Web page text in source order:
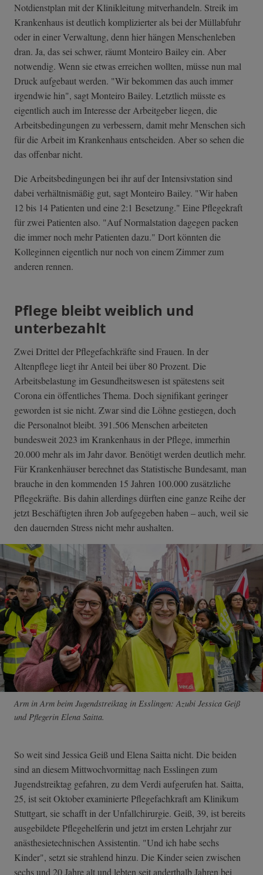
Notdienstplan mit der Klinikleitung mitverhandeln. Streik im
Krankenhaus ist deutlich komplizierter als bei der Müllabfuhr
oder in einer Verwaltung, denn hier hängen Menschenleben
dran. Ja, das sei schwer, räumt Monteiro Bailey ein. Aber
notwendig. Wenn sie etwas erreichen wollten, müsse nun mal
Druck aufgebaut werden. "Wir bekommen das auch immer
irgendwie hin", sagt Monteiro Bailey. Letztlich müsste es
eigentlich auch im Interesse der Arbeitgeber liegen, die
Arbeitsbedingungen zu verbessern, damit mehr Menschen sich
für die Arbeit im Krankenhaus entscheiden. Aber so sehen die
das offenbar nicht.
Die Arbeitsbedingungen bei ihr auf der Intensivstation sind
dabei verhältnismäßig gut, sagt Monteiro Bailey. "Wir haben
12 bis 14 Patienten und eine 2:1 Besetzung." Eine Pflegekraft
für zwei Patienten also. "Auf Normalstation dagegen packen
die immer noch mehr Patienten dazu." Dort könnten die
Kolleginnen eigentlich nur noch von einem Zimmer zum
anderen rennen.
Pflege bleibt weiblich und
unterbezahlt
Zwei Drittel der Pflegefachkräfte sind Frauen. In der
Altenpflege liegt ihr Anteil bei über 80 Prozent. Die
Arbeitsbelastung im Gesundheitswesen ist spätestens seit
Corona ein öffentliches Thema. Doch signifikant geringer
geworden ist sie nicht. Zwar sind die Löhne gestiegen, doch
die Personalnot bleibt. 391.506 Menschen arbeiteten
bundesweit 2023 im Krankenhaus in der Pflege, immerhin
20.000 mehr als im Jahr davor. Benötigt werden deutlich mehr.
Für Krankenhäuser berechnet das Statistische Bundesamt, man
brauche in den kommenden 15 Jahren 100.000 zusätzliche
Pflegekräfte. Bis dahin allerdings dürften eine ganze Reihe der
jetzt Beschäftigten ihren Job aufgegeben haben – auch, weil sie
den dauernden Stress nicht mehr aushalten.
Arm in Arm beim Jugendstreiktag in Esslingen: Azubi Jessica Geiß
und Pflegerin Elena Saitta.
So weit sind Jessica Geiß und Elena Saitta nicht. Die beiden
sind an diesem Mittwochvormittag nach Esslingen zum
Jugendstreiktag gefahren, zu dem Verdi aufgerufen hat. Saitta,
25, ist seit Oktober examinierte Pflegefachkraft am Klinikum
Stuttgart, sie schafft in der Unfallchirurgie. Geiß, 39, ist bereits
ausgebildete Pflegehelferin und jetzt im ersten Lehrjahr zur
anästhesietechnischen Assistentin. "Und ich habe sechs
Kinder", setzt sie strahlend hinzu. Die Kinder seien zwischen
sechs und 20 Jahre alt und lebten seit anderthalb Jahren bei